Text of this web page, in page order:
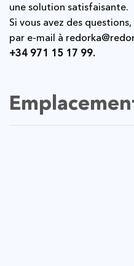
une solution satisfaisante.
Si vous avez des
par e-mail à
+34 971 15 17 99.